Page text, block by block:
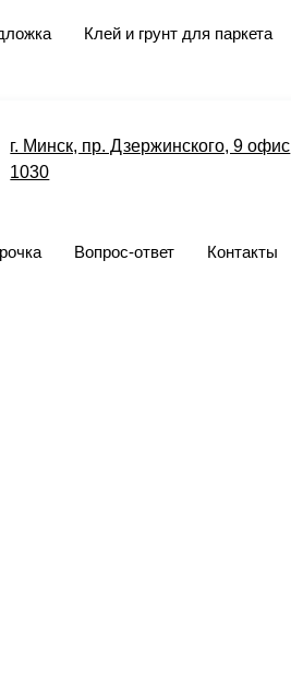
Клей и грунт для паркета
г. Минск, пр. Дзержинского, 9 офис
1030
Вопрос-ответ Контакты